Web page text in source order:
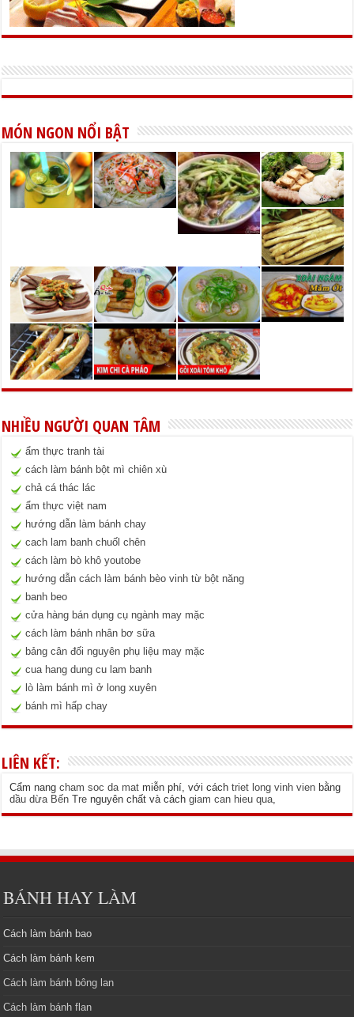
MÓN NGON NỔI BẬT
NHIỀU NGƯỜI QUAN TÂM
ẩm thực tranh tài
cách làm bánh bột mì chiên xù
chả cá thác lác
ẩm thực việt nam
hướng dẫn làm bánh chay
cach lam banh chuốl chên
cách làm bò khô youtobe
hướng dẫn cách làm bánh bèo vinh từ bột năng
banh beo
cửa hàng bán dụng cụ ngành may mặc
cách làm bánh nhân bơ sữa
bảng cân đối nguyên phụ liệu may mặc
cua hang dung cu lam banh
lò làm bánh mì ở long xuyên
bánh mì hấp chay
LIÊN KẾT:
Cẩm nangcham soc da mat miễn phí, với cáchtriet long vinh vien bằng
dầu dừa Bến Tre nguyên chất và cáchgiam can hieu qua,
BÁNH HAY LÀM
Cách làm bánh bao
Cách làm bánh kem
Cách làm bánh bông lan
Cách làm bánh flan